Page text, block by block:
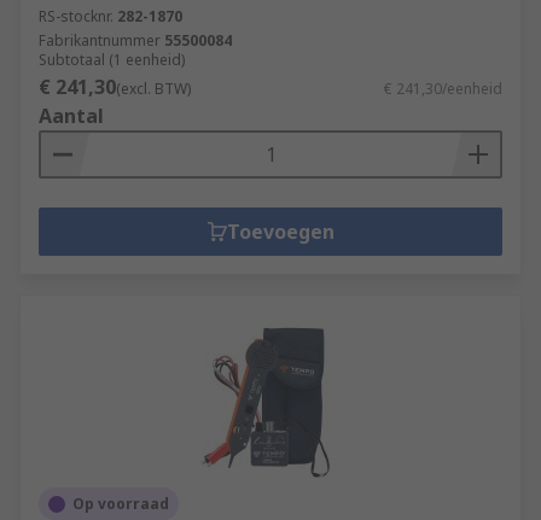
RS-stocknr. 282-1870
Fabrikantnummer 55500084
Subtotaal (1 eenheid)
€ 241,30(excl. BTW) € 241,30/eenheid
Aantal
Toevoegen
Op voorraad